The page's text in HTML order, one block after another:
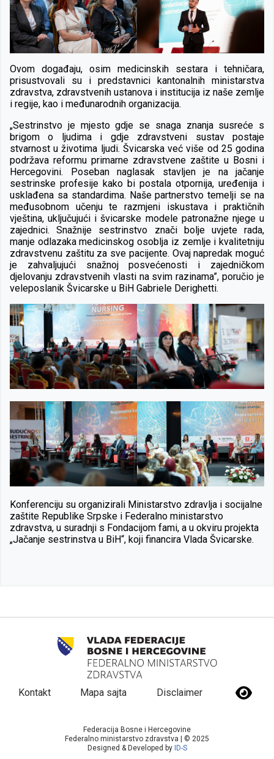
Ovom događaju, osim medicinskih sestara i tehničara,
prisustvovali su i predstavnici kantonalnih ministarstva
zdravstva, zdravstvenih ustanova i institucija iz naše zemlje
i regije, kao i međunarodnih organizacija.
„Sestrinstvo je mjesto gdje se snaga znanja susreće s
brigom o ljudima i gdje zdravstveni sustav postaje
stvarnost u životima ljudi. Švicarska već više od 25 godina
podržava reformu primarne zdravstvene zaštite u Bosni i
Hercegovini. Poseban naglasak stavljen je na jačanje
sestrinske profesije kako bi postala otpornija, uređenija i
usklađena sa standardima. Naše partnerstvo temelji se na
međusobnom učenju te razmjeni iskustava i praktičnih
vještina, uključujući i švicarske modele patronažne njege u
zajednici. Snažnije sestrinstvo znači bolje uvjete rada,
manje odlazaka medicinskog osoblja iz zemlje i kvalitetniju
zdravstvenu zaštitu za sve pacijente. Ovaj napredak moguć
je zahvaljujući snažnoj posvećenosti i zajedničkom
djelovanju zdravstvenih vlasti na svim razinama”, poručio je
veleposlanik Švicarske u BiH Gabriele Derighetti.
Konferenciju su organizirali Ministarstvo zdravlja i socijalne
zaštite Republike Srpske i Federalno ministarstvo
zdravstva, u suradnji s Fondacijom fami, a u okviru projekta
„Jačanje sestrinstva u BiH“, koji financira Vlada Švicarske.
Kontakt Mapa sajta Disclaimer
Federacija Bosne i Hercegovine
Federalno ministarstvo zdravstva | © 2025
Designed & Developed by ID-S